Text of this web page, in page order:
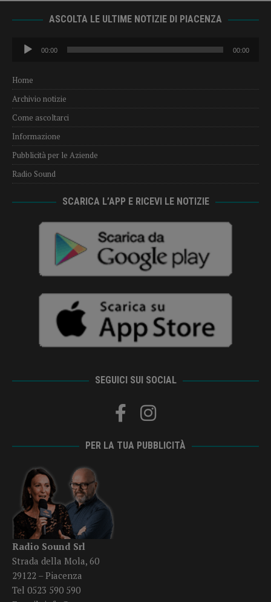
ASCOLTA LE ULTIME NOTIZIE DI PIACENZA
Audio
Player
00:00 00:00
Home
Archivio notizie
Come ascoltarci
Informazione
Pubblicità per le Aziende
Radio Sound
SCARICA L’APP E RICEVI LE NOTIZIE
SEGUICI SUI SOCIAL
PER LA TUA PUBBLICITÀ
Radio Sound Srl
Strada della Mola, 60
29122 – Piacenza
Tel 0523 590 590